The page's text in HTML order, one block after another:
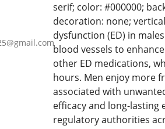
serif; color: #000000;
decoration: none;
dysfunction (ED) in
blood vessels to
other ED medications,
hours. Men enjoy more
associated with
efficacy and long-lasting
regulatory authorities